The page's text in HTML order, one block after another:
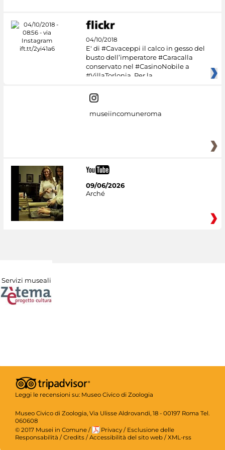
04/10/2018
E' di #Cavaceppi il calco in gesso del
busto dell’imperatore #Caracalla
conservato nel #CasinoNobile a
#VillaTorlonia. Per la
museiincomuneroma
09/06/2026
Arché
Servizi museali
Leggi le recensioni su: Museo Civico di Zoologia
Museo Civico di Zoologia, Via Ulisse Aldrovandi, 18 - 00197 Roma Tel.
060608
© 2017 Musei in Comune / Privacy / Esclusione delle
Responsabilità / Credits / Accessibilità del sito web / XML-rss